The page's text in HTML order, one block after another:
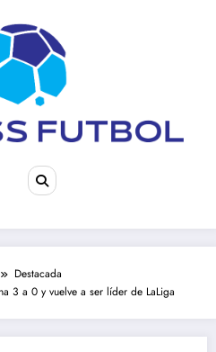
Destacada
3 a 0 y vuelve a ser líder de LaLiga